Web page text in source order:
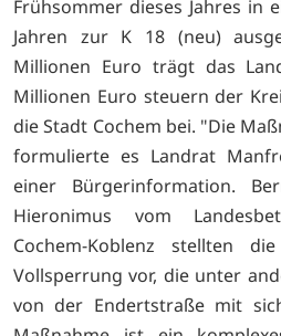
Frühsommer dieses Jahres in
Jahren zur K 18 (neu)
Millionen Euro trägt das
Millionen Euro steuern der
die Stadt Cochem bei. "Die
formulierte es Landrat
einer Bürgerinformation.
Hieronimus vom
Cochem-Koblenz stellten
Vollsperrung vor, die unter
von der Endertstraße mit